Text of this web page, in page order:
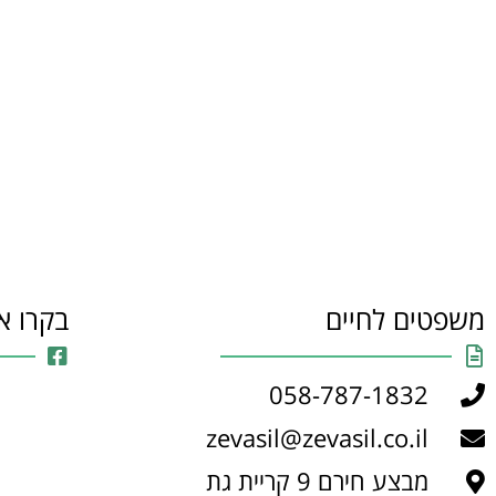
משפטים לחיים
058-787-1832
zevasil@zevasil.co.il
מבצע חירם 9 קריית גת
בקרו